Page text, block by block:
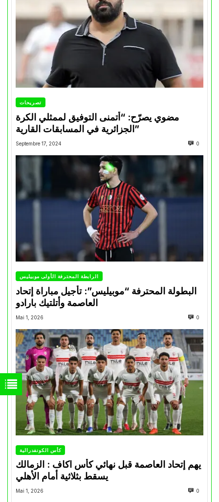
تصريحات
مضوي يصرّح: “أتمنى التوفيق لممثلي الكرة
الجزائرية في المسابقات القارية”
Septembre 17, 2024 0
الرابطة المحترفة الأولى موبيليس
البطولة المحترفة “موبيليس”: تأجيل مباراة إتحاد
العاصمة وأتلتيك بارادو
Mai 1, 2026 0
كأس الكونفدرالية
يهم إتحاد العاصمة قبل نهائي كأس اكاف : الزمالك
Mai 1, 2026 0